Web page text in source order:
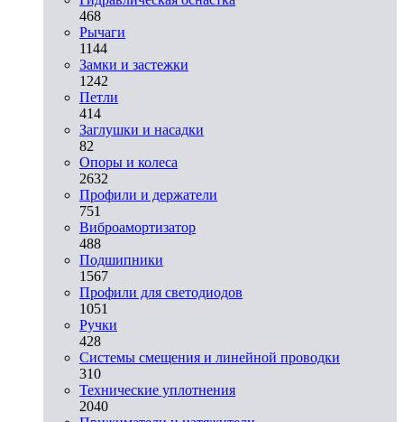
468
Рычаги
1144
Замки и застежки
1242
Петли
414
Заглушки и насадки
82
Опоры и колеса
2632
Профили и держатели
751
Виброамортизатор
488
Подшипники
1567
Профили для светодиодов
1051
Ручки
428
Системы смещения и линейной проводки
310
Технические уплотнения
2040